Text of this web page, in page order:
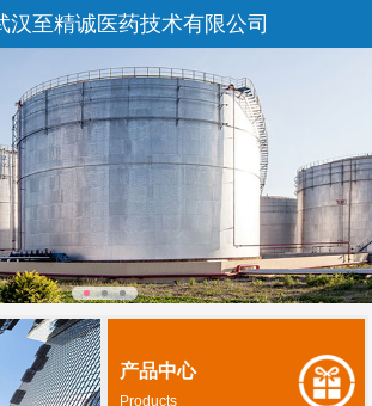
汉至精诚医药技术有限公司
产品中心
Products